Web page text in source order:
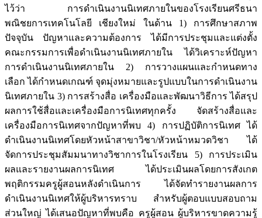
ไว้ว่า การดำเนินงานนิเทศภายในของโรงเรียนศรีธนา
พณิชยการเทคโนโลยี เชียงใหม่ ในด้าน 1) การศึกษาสภาพ
ปัจจุบัน ปัญหาและความต้องการ ได้มีการประชุมและแต่งตั้ง
คณะกรรมการเพื่อดำเนินงานนิเทศภายใน ได้วิเคราะห์ปัญหา
การดำเนินงานนิเทศภายใน 2) การวางแผนและกำหนดทาง
เลือก ได้กำหนดเกณฑ์ จุดมุ่งหมายและรูปแบบในการดำเนินงาน
นิเทศภายใน 3) การสร้างสื่อ เครื่องมือและพัฒนาวิธีการ ได้สรุป
ผลการใช้สื่อและเครื่องมือการนิเทศทุกครั้ง จัดสร้างสื่อและ
เครื่องมือการนิเทศจากปัญหาที่พบ 4) การปฏิบัติการนิเทศ ได้
ดำเนินงานนิเทศโดยหัวหน้าสาขาวิชา/หัวหน้าหมวดวิชา ได้
จัดการประชุมสัมมนาทางวิชาการในโรงเรียน 5) การประเมิน
ผลและรายงานผลการนิเทศ ได้ประเมินผลโดยการสังเกต
พฤติกรรมครูผู้สอนหลังดำเนินการ ได้จัดทำรายงานผลการ
ดำเนินงานนิเทศให้ผู้บริหารทราบ สำหรับผู้ตอบแบบสอบถาม
ส่วนใหญ่ ได้เสนอปัญหาที่พบคือ ครูผู้สอน ผู้บริหารขาดความรู้